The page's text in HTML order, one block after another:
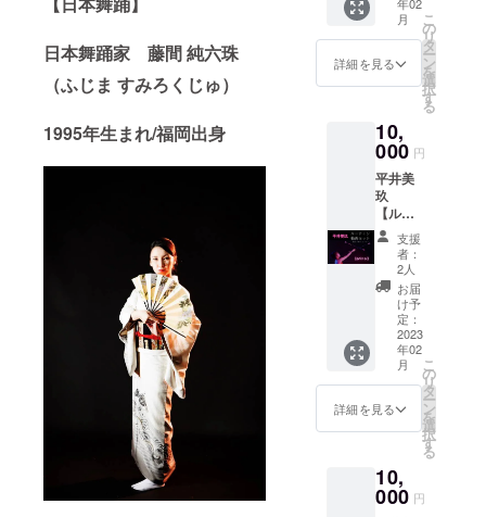
日本舞踊家 藤間 純六珠
（ふじま すみろくじゅ）
1995年生まれ/福岡出身
月灯藝
術。の
中島美
紀が書
リジナ
ルアー
トで製
作いた
しま
す！ ※
掲載中
の画像
はサン
プルで
す。 ※
返品交
換はで
きませ
んので
くださ
い。 ※
否設定
がされ
ていな
※全ての
グッズ
の公演
のため
術。の
書作家
中島美
紀が書
き下ろ
したオ
リジナ
ルアー
トで製
作いた
しま
す！ ※
掲載中
の画像
はサン
す。 ※
サイズ
イズ
で、カ
レーム
に入れ
てご自
宅やオ
を展示
するこ
とが出
来ます)
高画質
プリン
トなの
で艶や
かで綺
麗な仕
上がり
のプリ
ント
アート
です。
●月灯藝
術。オ
リジナ
（直径
５cmの
ご連絡
差し上
げます
ので受
いない
メール
アドレ
スをご
記入く
ださ
い。 ※
許可な
く引
用、転
載、複
製、第
三者へ
の提
供、改
変など
はご遠
ジ】 (子
ども〜
大人 上
級者向
き動画)
●ソロ (1
トンを
使った
動画) バ
トント
ワラー
平井美
玖のソ
ロバト
ンルー
ティン
動画＋
ポイン
トを分
かりや
すく解
説！(約
15~20
手権を
目指す
方、技
年02
月
詳細を見る
こ
の
リ
タ
ー
ン
を
選
択
す
る
10,
000 円
平井美
玖
【ルー
ティン
動画解
説付
き！＋
手書き
メッ
セー
ジ】 (子
ども〜
大人 上
級者向
き動画)
●トゥー
(2本の
バトン
を使っ
支援
者：
2人
お届
け予
定：
2023
年02
月
詳細を見る
こ
の
リ
タ
ー
ン
を
選
択
す
る
10,
000 円